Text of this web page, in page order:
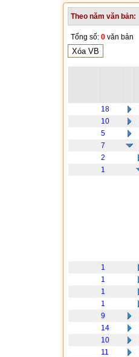
Theo năm văn bản:
Tổng số: 0 văn bản
18
10
5
7
2
1
1
1
1
1
9
14
10
11